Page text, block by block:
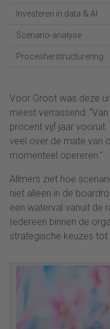
Investeren in data & AI
Scenario-analyse
Procesherstructurering
Voor Groot was deze
meest verrassend:
procent vijf jaar vooruit.
veel over de mate van
momenteel opereren.”
Allmers ziet hoe
niet alleen in de
een waterval vanuit de
Iedereen binnen de
strategische keuzes tot